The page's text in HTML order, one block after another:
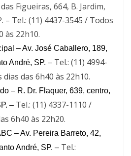
Figueiras, 664, B. Jardim,
– Tel.: (11) 4437-3545 / Todos
às 22h10.
– Av. José Caballero, 189,
André, SP. – Tel.: (11) 4994-
das 6h40 às 22h10.
– R. Dr. Flaquer, 639, centro,
– Tel.: (11) 4337-1110 /
6h40 às 22h20.
– Av. Pereira Barreto, 42,
André, SP. – Tel.: